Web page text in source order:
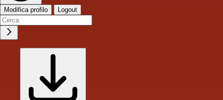
Modifica profilo Logout